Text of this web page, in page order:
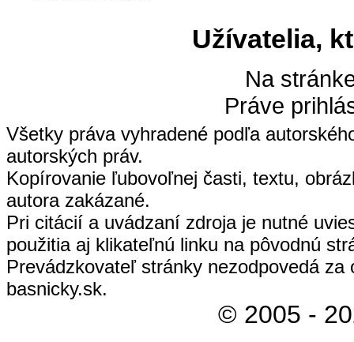
Užívatelia,
Na
Práve
Všetky práva vyhradené podľa
autorských práv.
Kopírovanie ľubovoľnej časti, textu,
autora zakázané.
Pri citácií a uvádzaní zdroja je nutné
použitia aj klikateľnú linku na pôvodnú
Prevádzkovateľ stránky nezodpovedá
basnicky.sk.
© 2005 -